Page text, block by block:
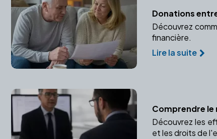
Donations
Découvrez
financière.
Lire la suite
Comprendre
Découvrez les
et les droits de